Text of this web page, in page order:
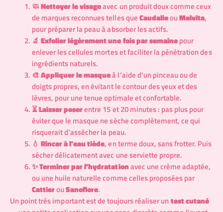
🧼Nettoyer le visageavec un produit doux comme ceux
de marques reconnues telles queCaudalieouMelvita,
pour préparer la peau à absorber les actifs.
🔬 Exfolier légèrement une fois par semainepour
enlever les cellules mortes et faciliter la pénétration des
ingrédients naturels.
🎨Appliquer le masqueà l’aide d’un pinceau ou de
doigts propres, en évitant le contour des yeux et des
lèvres, pour une tenue optimale et confortable.
⏳Laisser poserentre 15 et 20 minutes : pas plus pour
éviter que le masque ne sèche complètement, ce qui
risquerait d’assécher la peau.
💧 Rincer à l’eau tiède, en terme doux, sans frotter. Puis
sécher délicatement avec une serviette propre.
✨Terminer par l’hydratationavec une crème adaptée,
ou une huile naturelle comme celles proposées par
CattierouSanoflore.
Un point très important est de toujours réaliser untest cutané